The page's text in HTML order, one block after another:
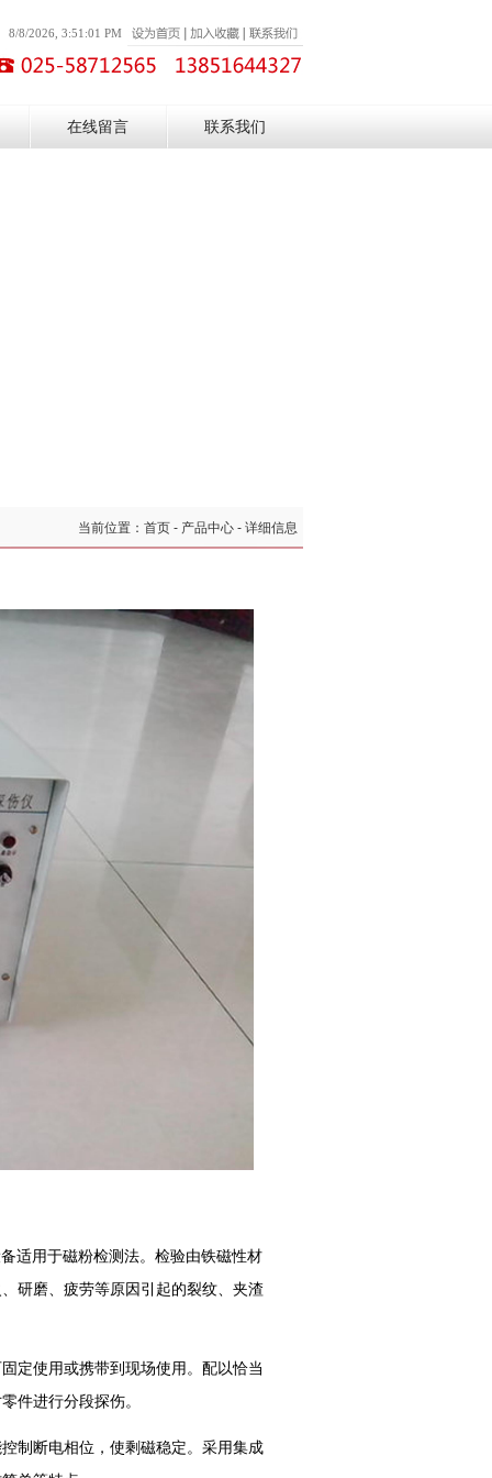
8/8/2026, 3:51:01 PM
在线留言 联系我们
当前位置：首页 - 产品中心 - 详细信息
适用于磁粉检测法。检验由铁磁性材
研磨、疲劳等原因引起的裂纹、夹渣
定使用或携带到现场使用。配以恰当
件进行分段探伤。
制断电相位，使剩磁稳定。采用集成